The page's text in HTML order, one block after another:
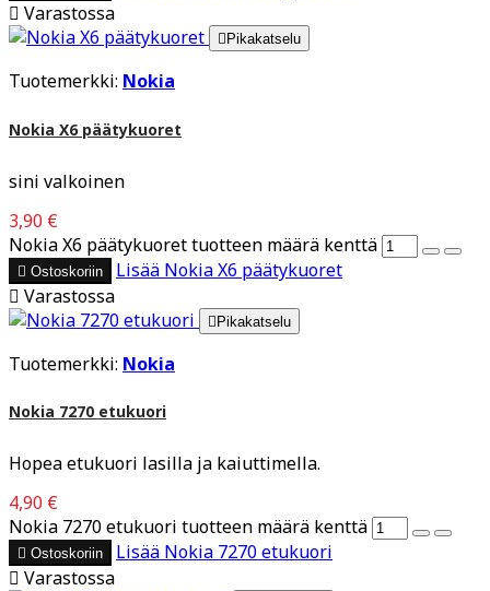
 Varastossa
 Pikakatselu
Tuotemerkki: Nokia
Nokia X6 päätykuoret
sini valkoinen
3,90 €
Nokia X6 päätykuoret tuotteen määrä kenttä
 Ostoskoriin Lisää Nokia X6 päätykuoret
 Varastossa
Pikakatselu
Tuotemerkki: Nokia
Nokia 7270 etukuori
Hopea etukuori lasilla ja kaiuttimella.
4,90 €
Nokia 7270 etukuori tuotteen määrä kenttä
 Ostoskoriin Lisää Nokia 7270 etukuori
 Varastossa